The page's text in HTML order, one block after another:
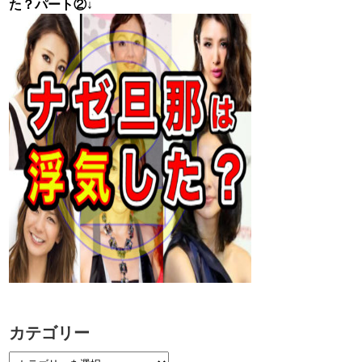
た？パート②↓
カテゴリー